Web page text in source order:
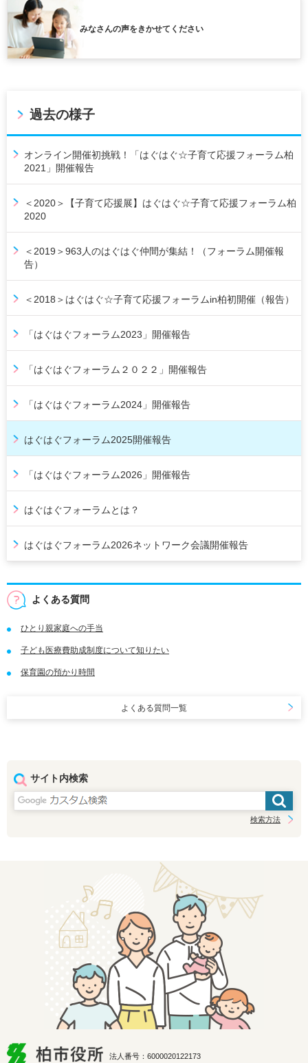
みなさんの声をきかせてください
過去の様子
オンライン開催初挑戦！「はぐはぐ☆子育て応援フォーラム柏
2021」開催報告
＜2020＞【子育て応援展】はぐはぐ☆子育て応援フォーラム柏
2020
＜2019＞963人のはぐはぐ仲間が集結！（フォーラム開催報
告）
＜2018＞はぐはぐ☆子育て応援フォーラムin柏初開催（報告）
「はぐはぐフォーラム2023」開催報告
「はぐはぐフォーラム２０２２」開催報告
「はぐはぐフォーラム2024」開催報告
はぐはぐフォーラム2025開催報告
「はぐはぐフォーラム2026」開催報告
はぐはぐフォーラムとは？
はぐはぐフォーラム2026ネットワーク会議開催報告
よくある質問
ひとり親家庭への手当
子ども医療費助成制度について知りたい
保育園の預かり時間
よくある質問一覧
サイト内検索
検索方法
法人番号：6000020122173